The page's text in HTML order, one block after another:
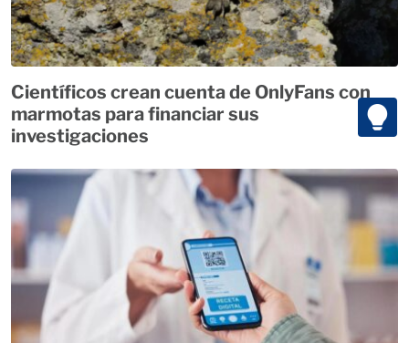
Científicos crean cuenta de OnlyFans con
marmotas para financiar sus
investigaciones